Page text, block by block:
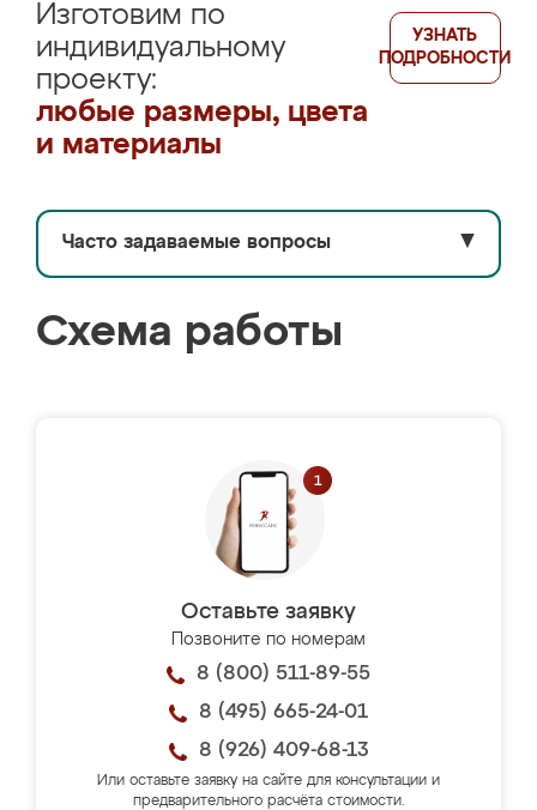
Изготовим по
индивидуальному
проекту:
любые размеры, цвета
и материалы
УЗНАТЬ
ПОДРОБНОСТИ
Часто задаваемые вопросы ▼
Схема работы
Оставьте заявку
Позвоните по номерам
8 (800) 511-89-55
8 (495) 665-24-01
8 (926) 409-68-13
Или оставьте заявку на сайте для консультации и
предварительного расчёта стоимости.